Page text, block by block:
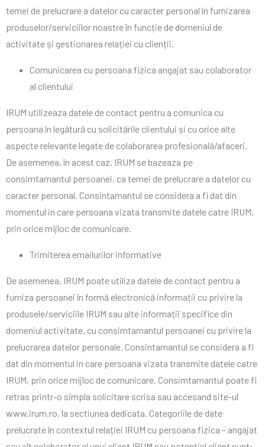
temei de prelucrare a datelor cu caracter personal în furnizarea
produselor/serviciilor noastre în funcție de domeniul de
activitate și gestionarea relației cu clienții.
Comunicarea cu persoana fizica angajat sau colaborator
al clientului
IRUM utilizeaza datele de contact pentru a comunica cu
persoana în legătură cu solicitările clientului și cu orice alte
aspecte relevante legate de colaborarea profesională/afaceri.
De asemenea, în acest caz, IRUM se bazeaza pe
consimtamantul persoanei, ca temei de prelucrare a datelor cu
caracter personal. Consintamantul se considera a fi dat din
momentul in care persoana vizata transmite datele catre IRUM,
prin orice mijloc de comunicare.
Trimiterea emailurilor informative
De asemenea, IRUM poate utiliza datele de contact pentru a
furniza persoanei în formă electronică informații cu privire la
produsele/serviciile IRUM sau alte informații specifice din
domeniul activitate, cu consimtamantul persoanei cu privire la
prelucrarea datelor personale. Consintamantul se considera a fi
dat din momentul in care persoana vizata transmite datele catre
IRUM, prin orice mijloc de comunicare. Consimtamantul poate fi
retras printr-o simpla solicitare scrisa sau accesand site-ul
www.irum.ro, la sectiunea dedicata. Categoriile de date
prelucrate în contextul relației IRUM cu persoana fizica – angajat